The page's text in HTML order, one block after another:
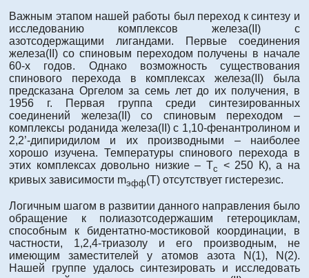
Важным этапом нашей работы был переход к синтезу и
исследованию комплексов железа(II) с
азотсодержащими лигандами. Первые соединения
железа(II) со спиновым переходом получены в начале
60-х годов. Однако возможность существования
спинового перехода в комплексах железа(II) была
предсказана Оргелом за семь лет до их получения, в
1956 г. Первая группа среди синтезированных
соединений железа(II) со спиновым переходом –
комплексы роданида железа(II) c 1,10-фенантролином и
2,2’-дипиридилом и их производными – наиболее
хорошо изучена. Температуры спинового перехода в
этих комплексах довольно низкие – Тс ­ < 250 К), а на
кривых зависимости mэфф(Т) отсутствует гистерезис.
Логичным шагом в развитии данного направления было
обращение к полиазотсодержашим гетероциклам,
способным к бидентатно-мостиковой координации, в
частности, 1,2,4-триазолу и его производным, не
имеющим заместителей у атомов азота N(1), N(2).
Нашей группе удалось синтезировать и исследовать